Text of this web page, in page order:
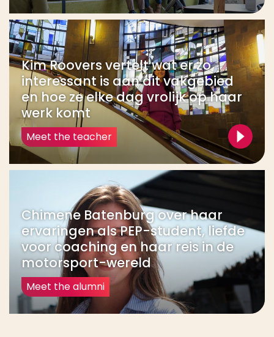
Kim Roovers vertelt wat er zo
interessant is aan dit vakgebied
en hoe ze elke dag vrolijk op haar
werk komt
Meet the teacher
Chimene Batenburg over haar
ervaringen als PEP-student, liefde
voor coaching en haar reis in de
motorsport-wereld
Meet the alumni